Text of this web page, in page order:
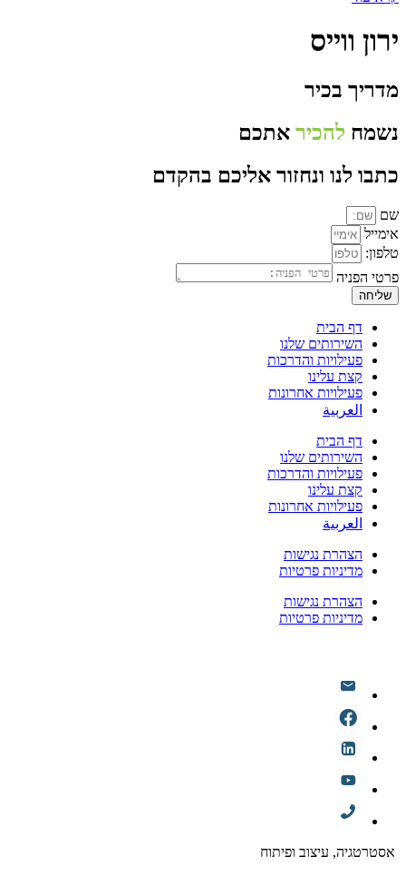
ירון ווייס
מדריך בכיר
נשמח להכיר אתכם
כתבו לנו ונחזור אליכם בהקדם
שם
אימייל
טלפון:
פרטי הפניה
שליחה
דף הבית
השירותים שלנו
פעילויות והדרכות
קצת עלינו
פעילויות אחרונות
العربية
דף הבית
השירותים שלנו
פעילויות והדרכות
קצת עלינו
פעילויות אחרונות
العربية
הצהרת נגישות
מדיניות פרטיות
הצהרת נגישות
מדיניות פרטיות
אסטרטגיה, עיצוב ופיתוח